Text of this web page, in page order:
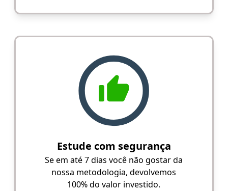
Estude com segurança
Se em até 7 dias você não gostar da
nossa metodologia, devolvemos
100% do valor investido.